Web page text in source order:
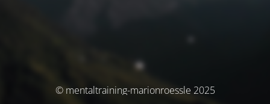
© mentaltraining-marionroessle 2025